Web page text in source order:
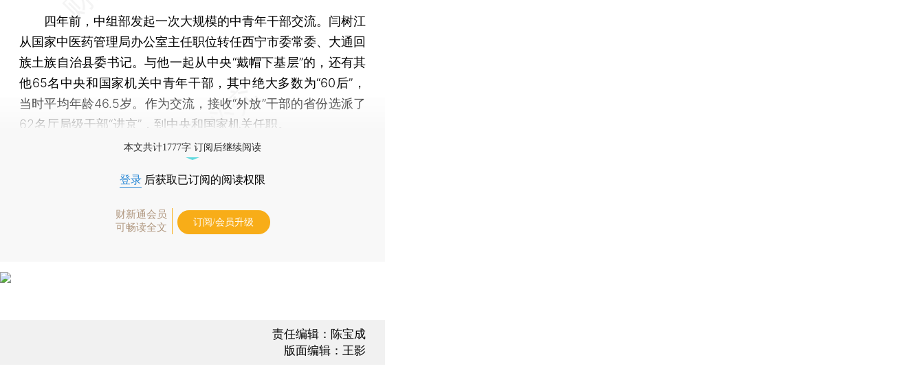
四年前，中组部发起一次大规模的中青年干部交流。闫树江
从国家中医药管理局办公室主任职位转任西宁市委常委、大通回
族土族自治县委书记。与他一起从中央“戴帽下基层”的，还有其
他65名中央和国家机关中青年干部，其中绝大多数为“60后”，
当时平均年龄46.5岁。作为交流，接收“外放”干部的省份选派了
62名厅局级干部“进京”，到中央和国家机关任职。
本文共计1777字 订阅后继续阅读
登录 后获取已订阅的阅读权限
财新通会员
可畅读全文
订阅/会员升级
责任编辑：陈宝成
版面编辑：王影